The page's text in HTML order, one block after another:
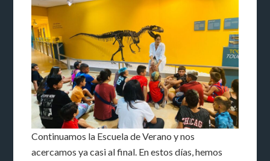
Continuamos la Escuela de Verano y nos
acercamos ya casi al final. En estos días, hemos